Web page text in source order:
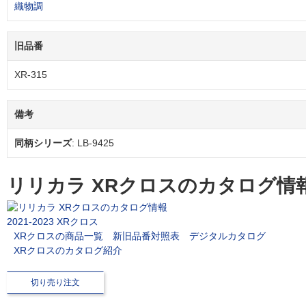
織物調
旧品番
XR-315
備考
同柄シリーズ: LB-9425
リリカラ XRクロスのカタログ情
2021-2023 XRクロス
XRクロスの商品一覧
新旧品番対照表
デジタルカタログ
XRクロスのカタログ紹介
切り売り注文